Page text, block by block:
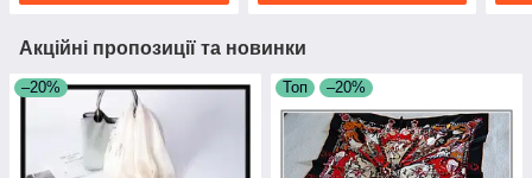
Акційні пропозиції та новинки
–20% Топ –20%